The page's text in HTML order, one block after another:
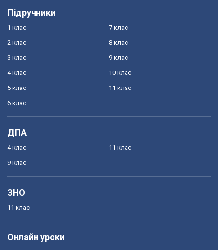
Підручники
1 клас
2 клас
3 клас
4 клас
5 клас
6 клас
7 клас
8 клас
9 клас
10 клас
11 клас
ДПА
4 клас
9 клас
11 клас
ЗНО
11 клас
Онлайн уроки